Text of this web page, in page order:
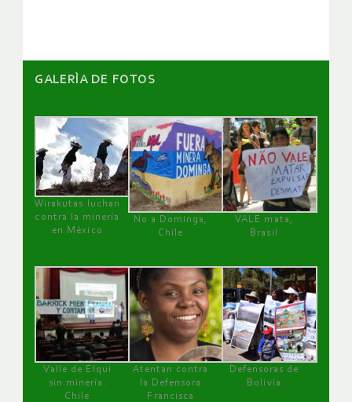
GALERÌA DE FOTOS
Wirakutas luchan
contra la minería
en México
No a Dominga,
Chile
VALE mata,
Brasil
Valle de Elqui
sin minería.
Chile
Atentan contra
la Defensora
Francisca
Defensoras de
Bolivia